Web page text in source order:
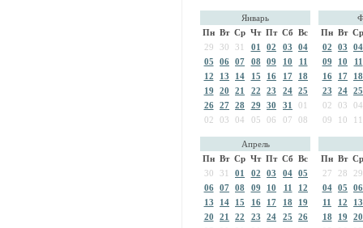
Январь
Пн Вт Ср Чт Пт Сб Вс
29
30 31 01 02 03
04
05
06 07 08 09 10
11
12
13 14 15 16 17
18
19
20 21 22 23 24 25
26
27 28 29 30 31
01
02
03 04 05 06 07 08
Пн Вт Ср
02
03
04
09
10
11
16
17
18
23
24 25
02
03
04
09
10 11
Апрель
Пн Вт Ср Чт Пт Сб Вс
30
31 01 02 03 04 05
06
07 08 09 10 11
12
13
14 15 16 17 18
19
20
21 22 23 24 25
26
Пн Вт Ср
27
28
29
04
05
06
11
12
13
18
19
20